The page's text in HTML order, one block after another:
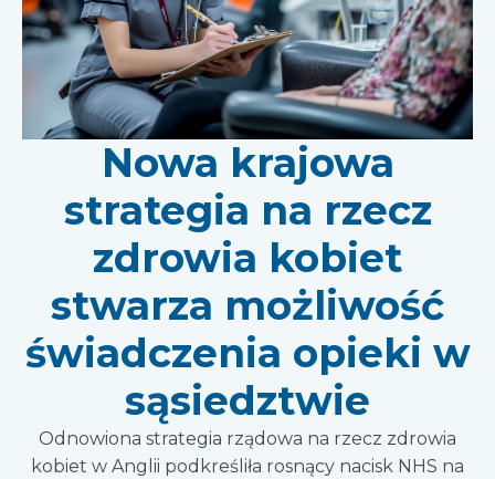
Nowa krajowa
strategia na rzecz
zdrowia kobiet
stwarza możliwość
świadczenia opieki w
sąsiedztwie
Odnowiona strategia rządowa na rzecz zdrowia
kobiet w Anglii podkreśliła rosnący nacisk NHS na